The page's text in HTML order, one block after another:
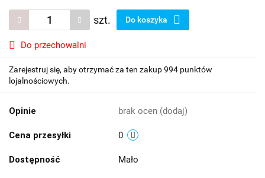
szt. Do koszyka
Do przechowalni
Zarejestruj się, aby otrzymać za ten zakup 994 punktów
lojalnościowych.
Opinie brak ocen (dodaj)
Cena przesyłki 0
Dostępność Mało